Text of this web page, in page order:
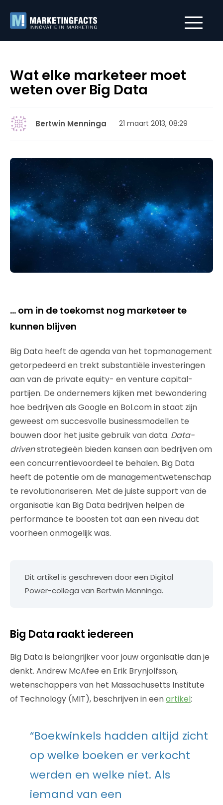
Wat elke marketeer moet
weten over Big Data
Bertwin Menninga 21 maart 2013, 08:29
… om in de toekomst nog marketeer te
kunnen blijven
Big Data heeft de agenda van het topmanagement
getorpedeerd en trekt substantiële investeringen
aan van de private equity- en venture capital-
partijen. De ondernemers kijken met bewondering
hoe bedrijven als Google en Bol.com in staat zijn
geweest om succesvolle businessmodellen te
bouwen door het jusite gebruik van data. Data-
drivenstrategieën bieden kansen aan bedrijven om
een concurrentievoordeel te behalen. Big Data
heeft de potentie om de managementwetenschap
te revolutionariseren. Met de juiste support van de
organisatie kan Big Data bedrijven helpen de
performance te boosten tot aan een niveau dat
voorheen onmogelijk was.
Dit artikel is geschreven door een Digital
Power-collega van Bertwin Menninga.
Big Data raakt iedereen
Big Data is belangrijker voor jouw organisatie dan je
denkt. Andrew McAfee en Erik Brynjolfsson,
wetenschappers van het Massachusetts Institute
of Technology (MIT), beschrijven in eenartikel:
“Boekwinkels hadden altijd zicht
op welke boeken er verkocht
werden en welke niet. Als
iemand van een